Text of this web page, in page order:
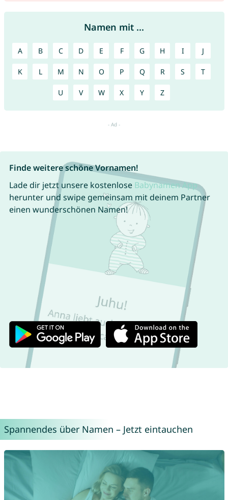
Namen mit ...
A B C D E F G H I J
K L M N O P Q R S T
U V W X Y Z
Finde weitere schöne Vornamen!
Lade dir jetzt unsere kostenlose Babynamen App
herunter und swipe gemeinsam mit deinem Partner
einen wunderschönen Namen!
Spannendes über Namen – Jetzt eintauchen